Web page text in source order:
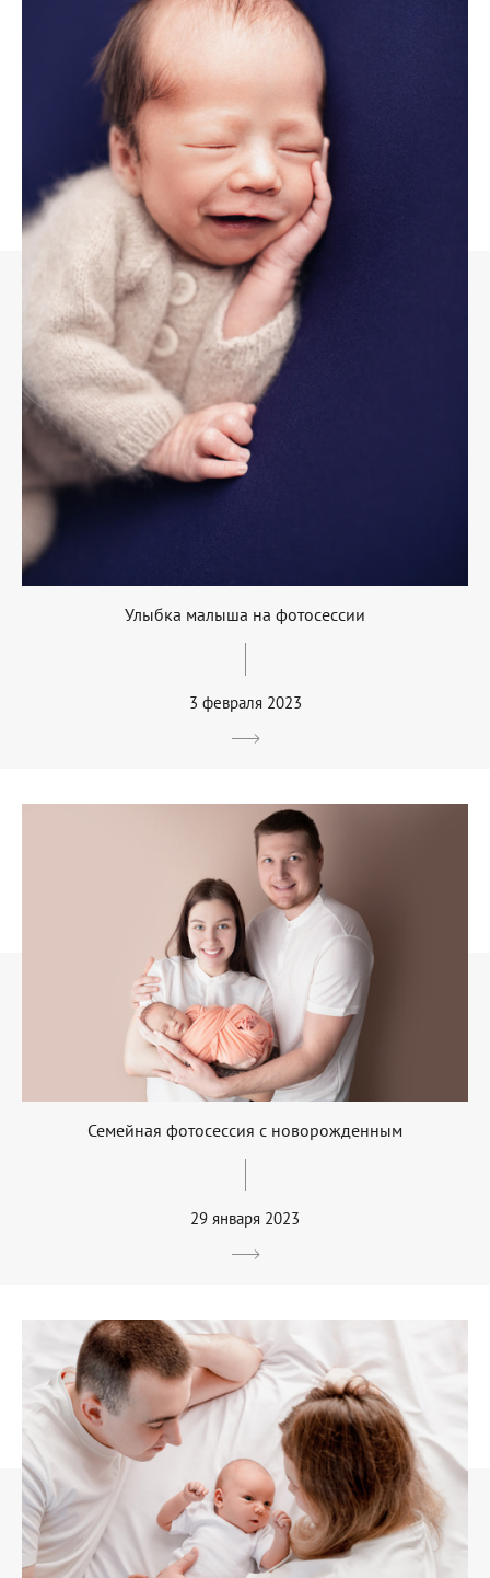
Улыбка малыша на фотосессии
3 февраля 2023
Семейная фотосессия с новорожденным
29 января 2023